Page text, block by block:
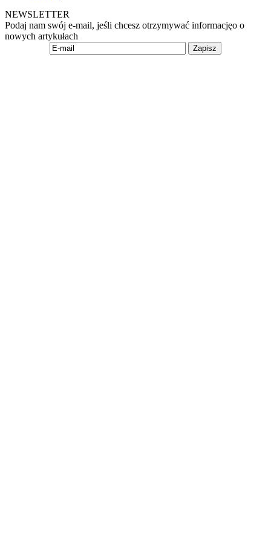
NEWSLETTER
Podaj nam swój e-mail, jeśli chcesz otrzymywać informacjęo o
nowych artykułach
Zapisz